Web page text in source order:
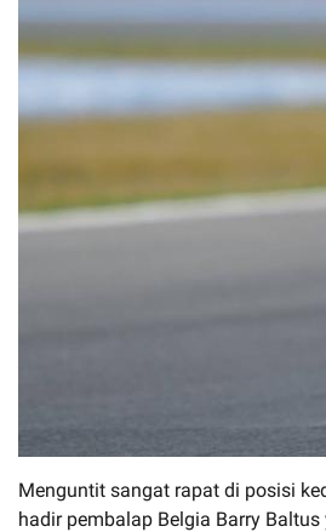
Menguntit sangat rapat di posisi
hadir pembalap Belgia Barry